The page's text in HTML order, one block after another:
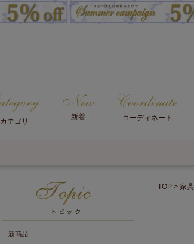
カテゴリ
新着 コーディネート
新商品
TOP 家